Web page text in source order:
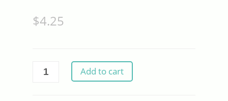
$4.25
RésolutionAdd to cart